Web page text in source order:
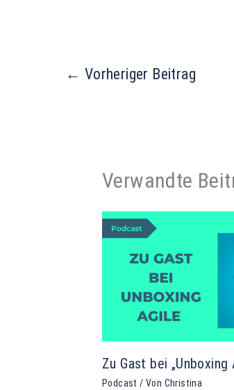
← Vorheriger Beitrag
Verwandte
Zu Gast bei
Podcast / Von Christina